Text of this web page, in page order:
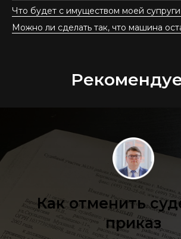
Что будет с имуществом моей супруги
Можно ли сделать так, что машина
Как отменить
приказ